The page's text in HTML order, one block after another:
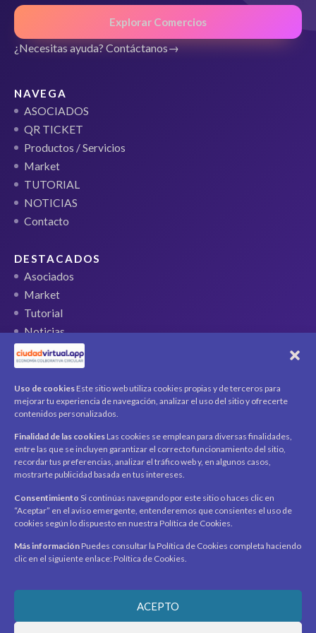
Uso de cookies Este sitio web utiliza cookies propias y de terceros para
mejorar tu experiencia de navegación, analizar el uso del sitio y ofrecerte
contenidos personalizados.
Finalidad de las cookies Las cookies se emplean para diversas finalidades,
entre las que se incluyen garantizar el correcto funcionamiento del sitio,
recordar tus preferencias, analizar el tráfico web y, en algunos casos,
mostrarte publicidad basada en tus intereses.
Consentimiento Si continúas navegando por este sitio o haces clic en
“Aceptar” en el aviso emergente, entenderemos que consientes el uso de
cookies según lo dispuesto en nuestra Política de Cookies.
Más información Puedes consultar la Política de Cookies completa haciendo
clic en el siguiente enlace: Política de Cookies.
ACEPTO
Explorar Comercios
¿Necesitas ayuda? Contáctanos
NAVEGA
ASOCIADOS
QR TICKET
Productos / Servicios
Market
TUTORIAL
NOTICIAS
Contacto
DESTACADOS
Asociados
Market
Tutorial
Noticias
QR Ticket
CUENTA
Mi cuenta
Productos / Servicios
Asociados
Acerca deContactoNoticias
SÍGUENOS
Encuéntranos en redes sociales y mantente al día con
novedades y promociones.
Recibe novedades y promociones en tu correo.